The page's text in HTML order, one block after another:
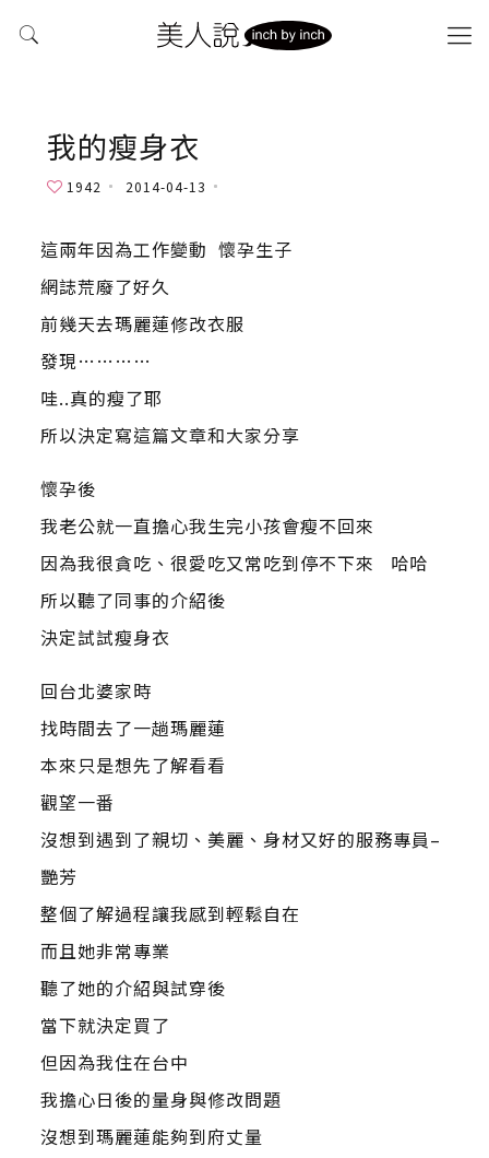
我的瘦身衣
1942 2014-04-13
這兩年因為工作變動 懷孕生子
網誌荒廢了好久
前幾天去瑪麗蓮修改衣服
發現…………
哇..真的瘦了耶
所以決定寫這篇文章和大家分享
懷孕後
我老公就一直擔心我生完小孩會瘦不回來
因為我很貪吃、很愛吃又常吃到停不下來 哈哈
所以聽了同事的介紹後
決定試試瘦身衣
回台北婆家時
找時間去了一趟瑪麗蓮
本來只是想先了解看看
觀望一番
沒想到遇到了親切、美麗、身材又好的服務專員–
艷芳
整個了解過程讓我感到輕鬆自在
而且她非常專業
聽了她的介紹與試穿後
當下就決定買了
但因為我住在台中
我擔心日後的量身與修改問題
沒想到瑪麗蓮能夠到府丈量